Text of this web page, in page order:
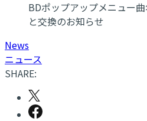
BDポップアップメニュー
と交換のお知らせ
News
ニュース
SHARE: